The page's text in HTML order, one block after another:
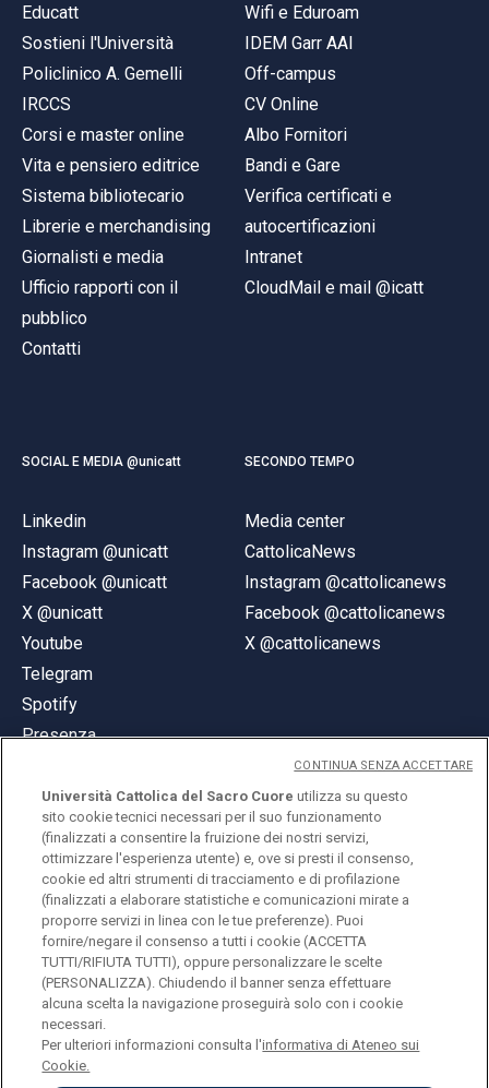
Educatt
Sostieni l'Università
Policlinico A. Gemelli
IRCCS
Corsi e master online
Vita e pensiero editrice
Sistema bibliotecario
Librerie e merchandising
Giornalisti e media
Ufficio rapporti con il
pubblico
Contatti
Wifi e Eduroam
IDEM Garr AAI
Off-campus
CV Online
Albo Fornitori
Bandi e Gare
Verifica certificati e
autocertificazioni
Intranet
CloudMail e mail @icatt
SOCIAL E MEDIA @unicatt
Linkedin
Instagram @unicatt
Facebook @unicatt
X @unicatt
Youtube
Telegram
Spotify
Presenza
SECONDO TEMPO
Media center
CattolicaNews
Instagram @cattolicanews
Facebook @cattolicanews
X @cattolicanews
© Università Cattolica del Sacro Cuore
Largo A. Gemelli 1, 20123 Milano
PI 02133120150
ENGLISH
Università Cattolica del Sacro Cuore utilizza su questo
sito cookie tecnici necessari per il suo funzionamento
(finalizzati a consentire la fruizione dei nostri servizi,
ottimizzare l'esperienza utente) e, ove si presti il consenso,
cookie ed altri strumenti di tracciamento e di profilazione
(finalizzati a elaborare statistiche e comunicazioni mirate a
proporre servizi in linea con le tue preferenze). Puoi
fornire/negare il consenso a tutti i cookie (ACCETTA
TUTTI/RIFIUTA TUTTI), oppure personalizzare le scelte
(PERSONALIZZA). Chiudendo il banner senza effettuare
alcuna scelta la navigazione proseguirà solo con i cookie
necessari.
Per ulteriori informazioni consulta l'informativa di Ateneo sui
Cookie.
CONTINUA SENZA ACCETTARE